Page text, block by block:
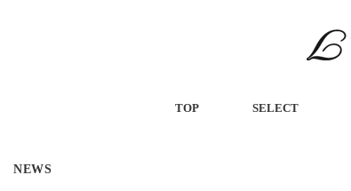
TOP SELECT
NEWS